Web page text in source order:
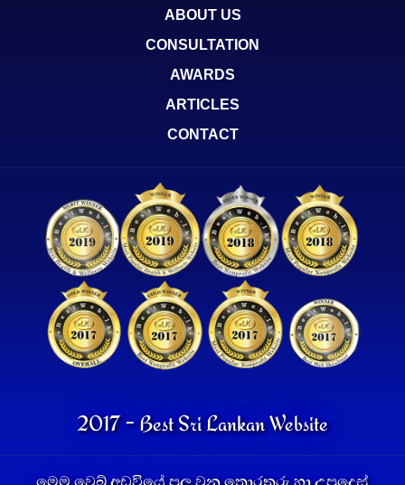
ABOUT US
CONSULTATION
AWARDS
ARTICLES
CONTACT
2017 - Best Sri Lankan Website